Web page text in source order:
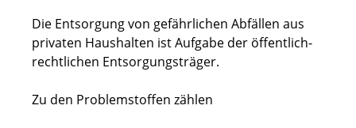
Die Entsorgung von gefährlichen Abfällen aus
privaten Haushalten ist Aufgabe der öffentlich-
rechtlichen Entsorgungsträger.
Zu den Problemstoffen zählen